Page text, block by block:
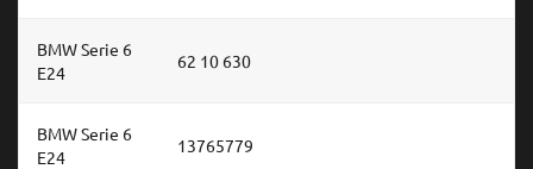
BMW Serie 6
E24
62 10 630
BMW Serie 6
E24
13765779